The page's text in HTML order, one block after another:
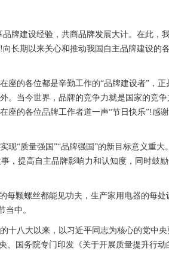
建设经验，共商品牌发展大计。在此，
长期以来关心和推动我国自主品牌建设的
的各位都是辛勤工作的“品牌建设者”，正
。当今世界，品牌的竞争力就是国家的竞
座的各位品牌工作者道一声“节日快乐”!感
“质量强国”“品牌强国”的新目标意义重大
，提高自主品牌影响力和认知度，同时鼓
颗螺丝都能见功夫，生产家用电器的每处
当中。
八大以来，以习近平同志为核心的党中央
国务院专门印发《关于开展质量提升行动